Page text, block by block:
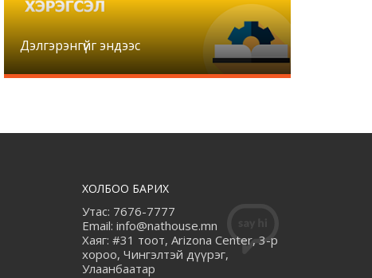
Дэлгэрэнгүйг эндээс
ХОЛБОО БАРИХ
Утас: 7676-7777
Email: info@nathouse.mn
Хаяг: #31 тоот, Arizona Center, 3-р
хороо, Чингэлтэй дүүрэг,
Улаанбаатар